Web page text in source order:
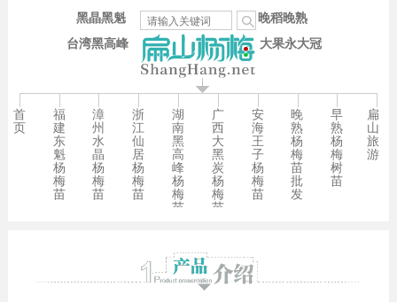
台湾黑高峰
晚稻晚熟
大果永大冠
黑晶黑魁
首
页
福
建
东
魁
杨
梅
苗
漳
州
水
晶
杨
梅
苗
浙
江
仙
居
杨
梅
苗
湖
南
黑
高
峰
杨
梅
苗
广
西
大
黑
炭
杨
梅
苗
安
海
王
子
杨
梅
苗
晚
熟
杨
梅
苗
批
发
早
熟
杨
梅
树
苗
扁
山
旅
游